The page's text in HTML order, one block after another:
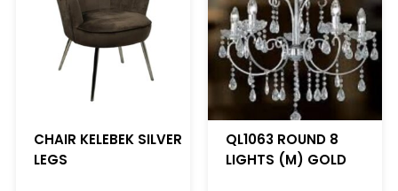
CHAIR KELEBEK SILVER
LEGS
QL1063 ROUND 8
LIGHTS (M) GOLD